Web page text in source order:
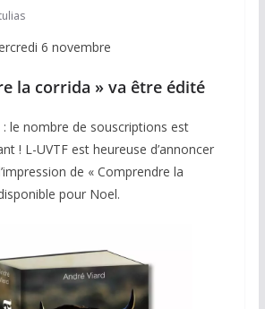
6 novembre
la corrida » va être édité
le nombre de souscriptions est
! L-UVTF est heureuse d’annoncer
de « Comprendre la
pour Noel.